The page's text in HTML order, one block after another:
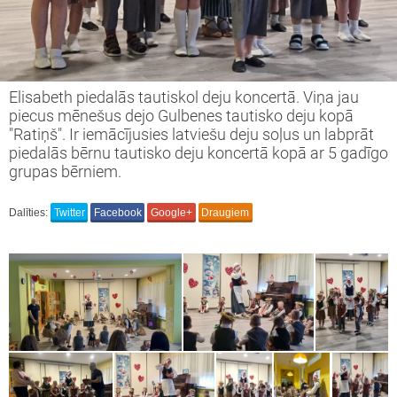
Elisabeth piedalās tautiskol deju koncertā. Viņa jau
piecus mēnešus dejo Gulbenes tautisko deju kopā
"Ratiņš". Ir iemācījusies latviešu deju soļus un labprāt
piedalās bērnu tautisko deju koncertā kopā ar 5 gadīgo
grupas bērniem.
Dalīties: Twitter Facebook Google+ Draugiem
tiekamies IKT ' 23-24
darba projekts Nr.2023-1-LV02-
VJT-000114519
projekts " We are full of wonder"
VJT-000080173
Latvijai!
brīvprātīgā darba projekts
Together" 2